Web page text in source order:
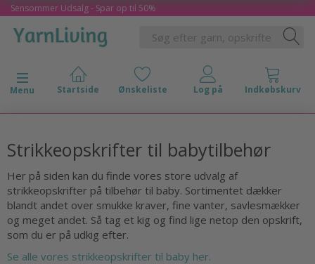
Sensommer Udsalg - Spar op til 50%
Skifte navigation
Menu
Strikkeopskrifter til babytilbehør
Her på siden kan du finde vores store udvalg af
strikkeopskrifter på tilbehør til baby. Sortimentet dækker
blandt andet over smukke kraver, fine vanter, savlesmækker
og meget andet. Så tag et kig og find lige netop den opskrift,
som du er på udkig efter.
Se alle vores strikkeopskrifter til baby her.